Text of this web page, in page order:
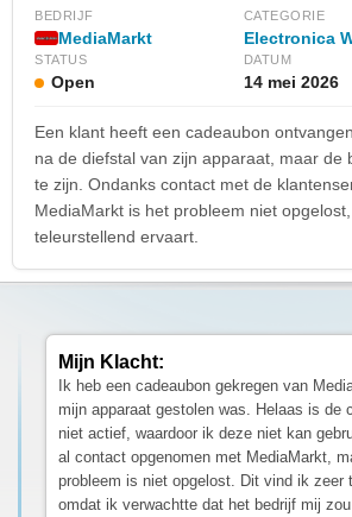
BEDRIJF
MediaMarkt
CATEGORIE
Electronica
STATUS
Open
DATUM
14 mei 2026
Een klant heeft een cadeaubon
na de diefstal van zijn apparaat, maar de
te zijn. Ondanks contact met de
MediaMarkt is het probleem niet
teleurstellend ervaart.
Mijn Klacht:
Ik heb een cadeaubon gekregen van
mijn apparaat gestolen was. Helaas is de
niet actief, waardoor ik deze niet kan
al contact opgenomen met MediaMarkt,
probleem is niet opgelost. Dit vind ik zeer
omdat ik verwachtte dat het bedrijf mij